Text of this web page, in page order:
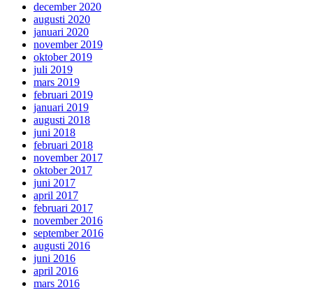
december 2020
augusti 2020
januari 2020
november 2019
oktober 2019
juli 2019
mars 2019
februari 2019
januari 2019
augusti 2018
juni 2018
februari 2018
november 2017
oktober 2017
juni 2017
april 2017
februari 2017
november 2016
september 2016
augusti 2016
juni 2016
april 2016
mars 2016